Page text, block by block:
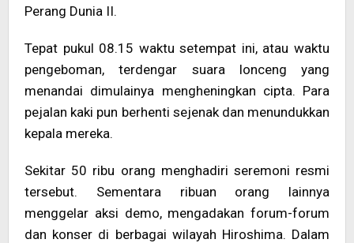
Perang Dunia II.
Tepat pukul 08.15 waktu setempat ini, atau waktu
pengeboman, terdengar suara lonceng yang
menandai dimulainya mengheningkan cipta. Para
pejalan kaki pun berhenti sejenak dan menundukkan
kepala mereka.
Sekitar 50 ribu orang menghadiri seremoni resmi
tersebut. Sementara ribuan orang lainnya
menggelar aksi demo, mengadakan forum-forum
dan konser di berbagai wilayah Hiroshima. Dalam